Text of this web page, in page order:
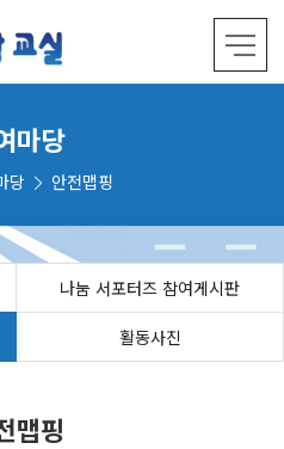
마당
당 안전맵핑
나눔 서포터즈 참여게시판
활동사진
맵핑